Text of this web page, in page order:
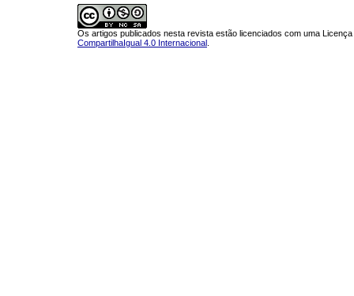
Os artigos publicados nesta revista estão licenciados com uma Licença
CompartilhaIgual 4.0 Internacional